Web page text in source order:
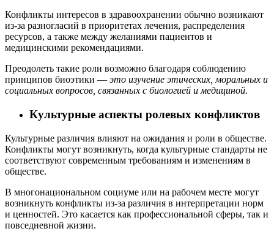
Конфликты интересов в здравоохранении обычно возникают
из-за разногласий в приоритетах лечения, распределения
ресурсов, а также между желаниями пациентов и
медицинскими рекомендациями.
Преодолеть такие роли возможно благодаря соблюдению
принципов биоэтики — это изучение этических, моральных и
социальных вопросов, связанных с биологией и медициной.
Культурные аспекты ролевых конфликтов
Культурные различия влияют на ожидания и роли в обществе.
Конфликты могут возникнуть, когда культурные стандарты не
соответствуют современным требованиям и изменениям в
обществе.
В многонациональном социуме или на рабочем месте могут
возникнуть конфликты из-за различия в интерпретации норм
и ценностей. Это касается как профессиональной сферы, так и
повседневной жизни.